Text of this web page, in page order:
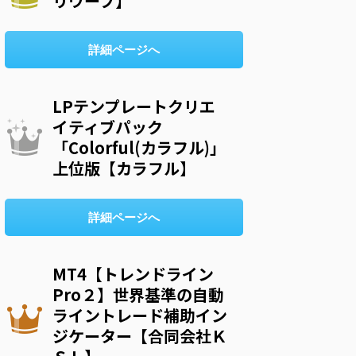
詳細ページへ
LPテンプレートクリエ
イティブパック
「Colorful(カラフル)」
上位版【カラフル】
詳細ページへ
MT4【トレンドライン
Pro２】世界基準の自動
ライントレード補助イン
ジケーター【合同会社Ｋ